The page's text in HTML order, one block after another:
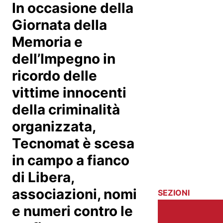
In occasione della
Giornata della
Memoria e
dell’Impegno in
ricordo delle
vittime innocenti
della criminalità
organizzata,
Tecnomat è scesa
in campo a fianco
di Libera,
associazioni, nomi
e numeri contro le
SEZIONI